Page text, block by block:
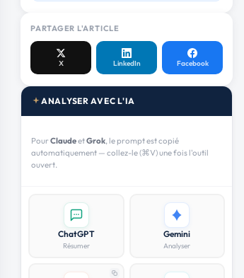
PARTAGER L'ARTICLE
X LinkedIn Facebook
ANALYSER AVEC L'IA
PourClaudeetGrok, le prompt est copié
automatiquement — collez-le (⌘V) une fois l'outil
ouvert.
ChatGPT
Résumer
Gemini
Analyser